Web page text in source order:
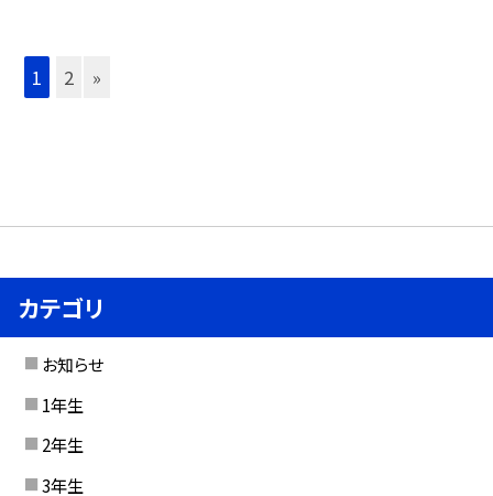
1 2 »
カテゴリ
お知らせ
1年生
2年生
3年生